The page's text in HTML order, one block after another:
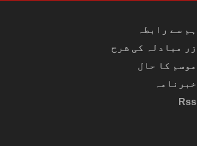
ہم سے رابطہ
زر مبادلہ کی شرح
موسم کا حال
خبرنامہ
Rss